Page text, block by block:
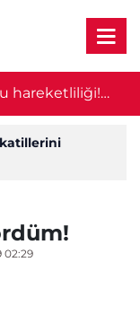
02:29